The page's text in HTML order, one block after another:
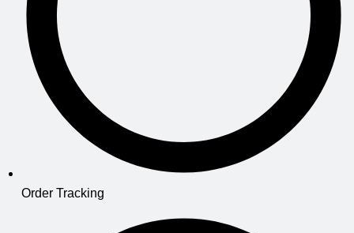
Order Tracking